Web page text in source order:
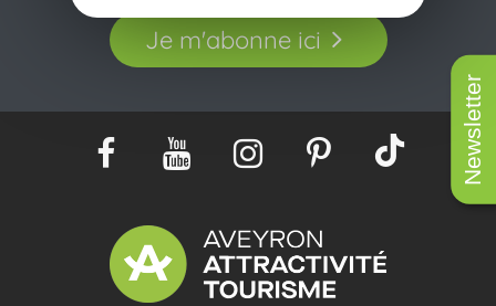
Newsletter
Je m'abonne ici